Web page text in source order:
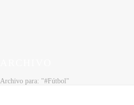
Archivo para: "#Fútbol"